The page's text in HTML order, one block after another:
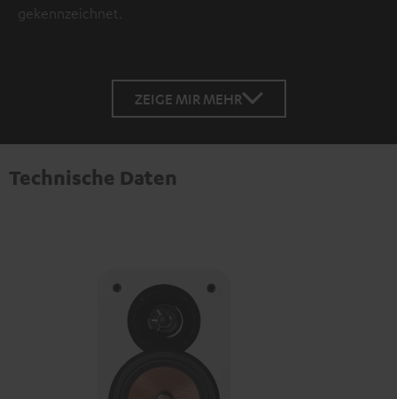
gekennzeichnet.
ZEIGE MIR MEHR
Technische Daten